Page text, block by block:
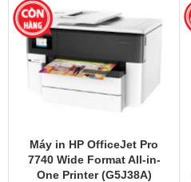
Máy in HP OfficeJet Pro
7740 Wide Format All-in-
One Printer (G5J38A)